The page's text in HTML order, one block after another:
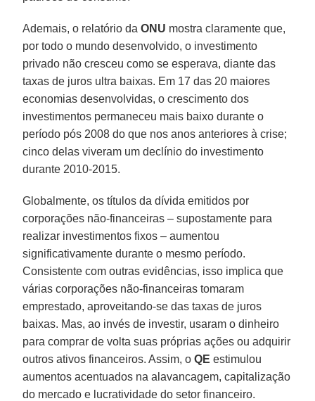
Ademais, o relatório daONU mostra claramente que,
por todo o mundo desenvolvido, o investimento
privado não cresceu como se esperava, diante das
taxas de juros ultra baixas. Em 17 das 20 maiores
economias desenvolvidas, o crescimento dos
investimentos permaneceu mais baixo durante o
período pós 2008 do que nos anos anteriores à crise;
cinco delas viveram um declínio do investimento
durante 2010-2015.
Globalmente, os títulos da dívida emitidos por
corporações não-financeiras – supostamente para
realizar investimentos fixos – aumentou
significativamente durante o mesmo período.
Consistente com outras evidências, isso implica que
várias corporações não-financeiras tomaram
emprestado, aproveitando-se das taxas de juros
baixas. Mas, ao invés de investir, usaram o dinheiro
para comprar de volta suas próprias ações ou adquirir
outros ativos financeiros. Assim, oQE estimulou
aumentos acentuados na alavancagem, capitalização
do mercado e lucratividade do setor financeiro.